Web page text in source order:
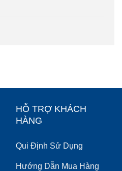
HỖ TRỢ KHÁCH
HÀNG
Qui Định Sử Dụng
Hướng Dẫn Mua Hàng